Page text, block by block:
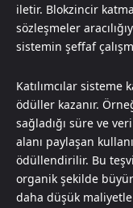
iletir. Blokzincir
sözleşmeler
sistemin şeffaf
Katılımcılar
ödüller kazanır.
sağladığı süre ve
alanı paylaşan
ödüllendirilir. Bu
organik şekilde
daha düşük